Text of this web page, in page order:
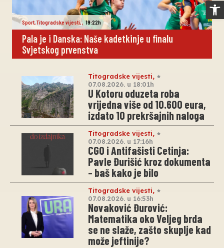
Sport,Titogradske vijesti,, 19:22h
Pala je i Danska: Naše kadetkinje u finalu
Svjetskog prvenstva
Titogradske vijesti,
07.08.2026. u 18:01h
U Kotoru oduzeta roba
vrijedna više od 10.600 eura,
izdato 10 prekršajnih naloga
Titogradske vijesti,
07.08.2026. u 17:16h
CGO i Antifašisti Cetinja:
Pavle Đurišić kroz dokumenta
– baš kako je bilo
Titogradske vijesti,
07.08.2026. u 16:53h
Novaković Đurović:
Matematika oko Veljeg brda
se ne slaže, zašto skuplje kad
može jeftinije?